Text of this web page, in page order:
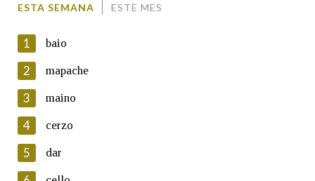
En cumprimento da normativa vixente en materia de
Protección de Datos de Carácter Persoal, a Real Academia
Galega informa a aqueles usuarios que faciliten o seu correo
electrónico, así como calquera outra información de carácter
persoal, que estes datos serán obxecto de tratamento
automatizado de carácter confidencial e incorporados aos seus
ESTA SEMANA ESTE MES
1 baio
2 mapache
3 maino
4 cerzo
5 dar